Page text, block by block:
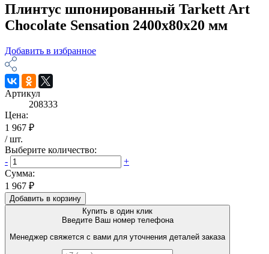
Плинтус шпонированный Tarkett Art
Chocolate Sensation 2400х80х20 мм
Добавить в избранное
Артикул
208333
Цена:
1 967 ₽
/шт.
Выберите количество:
-
+
Сумма:
1 967 ₽
Добавить в корзину
Купить в один клик
Введите Ваш номер телефона
Менеджер свяжется с вами для уточнения деталей заказа